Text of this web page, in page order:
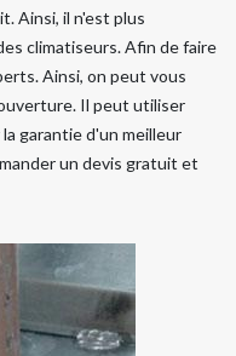
Ainsi, il n'est plus
climatiseurs. Afin de faire
Ainsi, on peut vous
Il peut utiliser
garantie d'un meilleur
un devis gratuit et